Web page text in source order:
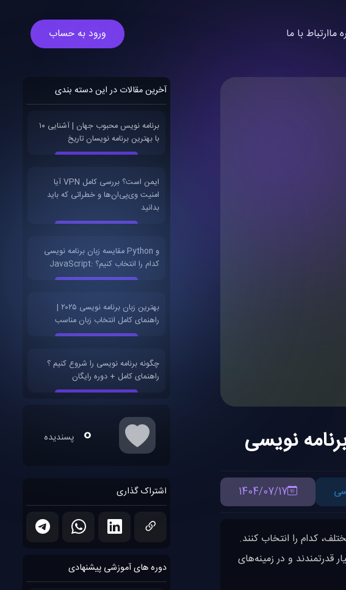
ورود به حساب ماارتباط با ما
1404/07/17
کدام را انتخاب کنند.
قدرتمندند و در زمینه‌های
آخرین مقالات در این دسته بندی
۱۰ برنامه نویس محبوب جهان | آشنایی
با بهترین برنامه نویسان تاریخ
آیا VPN ایمن است؟ بررسی کامل
امنیت وی‌پی‌ان‌ها و خطراتی که باید
بدانید
مقایسه زبان برنامه نویسی Python و
JavaScript: کدام را انتخاب کنیم؟
بهترین زبان برنامه نویسی ۲۰۲۵ |
راهنمای کامل انتخاب زبان مناسب
چگونه برنامه نویسی را شروع کنیم ؟
راهنمای کامل + دوره رایگان
0 پسندیده
اشتراک گذاری
دوره های آموزشی پیشنهادی